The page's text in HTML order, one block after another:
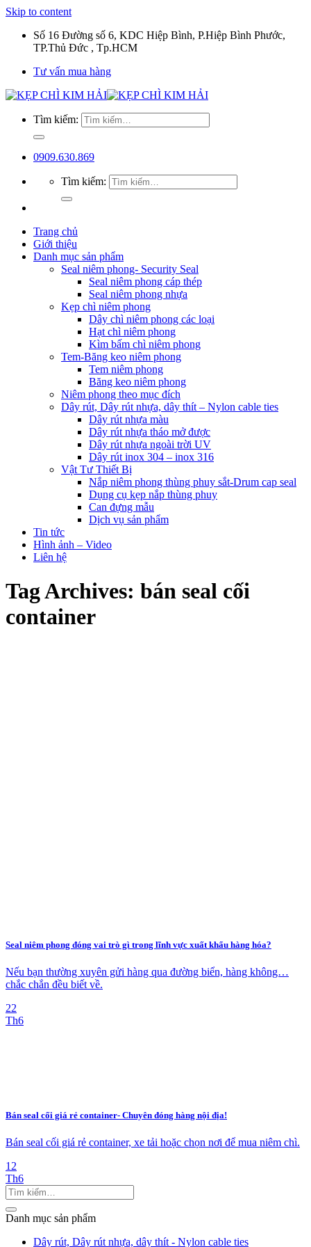
Skip to content
Số 16 Đường số 6, KDC Hiệp Bình, P.Hiệp Bình Phước,
TP.Thủ Đức , Tp.HCM
Tư vấn mua hàng
Tìm kiếm:
0909.630.869
Tìm kiếm:
Trang chủ
Giới thiệu
Danh mục sản phẩm
Seal niêm phong- Security Seal
Seal niêm phong cáp thép
Seal niêm phong nhựa
Kẹp chì niêm phong
Dây chì niêm phong các loại
Hạt chì niêm phong
Kìm bấm chì niêm phong
Tem-Băng keo niêm phong
Tem niêm phong
Băng keo niêm phong
Niêm phong theo mục đích
Dây rút, Dây rút nhựa, dây thít – Nylon cable ties
Dây rút nhựa màu
Dây rút nhựa tháo mở được
Dây rút nhựa ngoài trời UV
Dây rút inox 304 – inox 316
Vật Tư Thiết Bị
Nắp niêm phong thùng phuy sắt-Drum cap seal
Dụng cụ kẹp nắp thùng phuy
Can đựng mẫu
Dịch vụ sản phẩm
Tin tức
Hình ảnh – Video
Liên hệ
Tag Archives: bán seal cối
container
Seal niêm phong đóng vai trò gì trong lĩnh vực xuất khẩu hàng hóa?
Nếu bạn thường xuyên gửi hàng qua đường biển, hàng không…
chắc chắn đều biết về.
22
Th6
Bán seal cối giá rẻ container- Chuyên đóng hàng nội địa!
Bán seal cối giá rẻ container, xe tải hoặc chọn nơi để mua niêm chì.
12
Th6
Danh mục sản phẩm
Dây rút, Dây rút nhựa, dây thít - Nylon cable ties